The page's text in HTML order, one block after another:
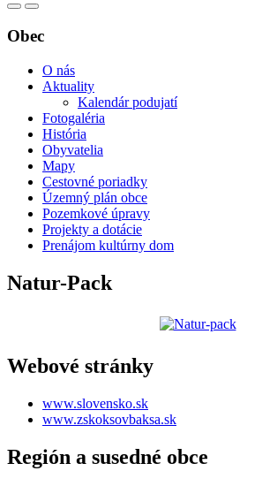
Obec
O nás
Aktuality
Kalendár podujatí
Fotogaléria
História
Obyvatelia
Mapy
Cestovné poriadky
Územný plán obce
Pozemkové úpravy
Projekty a dotácie
Prenájom kultúrny dom
Natur-Pack
Webové stránky
www.slovensko.sk
www.zskoksovbaksa.sk
Región a susedné obce